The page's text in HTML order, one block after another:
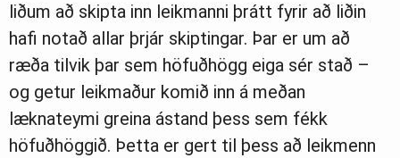
liðum að skipta inn leikmanni þrátt fyrir að liðin
hafi notað allar þrjár skiptingar. Þar er um að
ræða tilvik þar sem höfuðhögg eiga sér stað –
og getur leikmaður komið inn á meðan
læknateymi greina ástand þess sem fékk
höfuðhöggið. Þetta er gert til þess að leikmenn